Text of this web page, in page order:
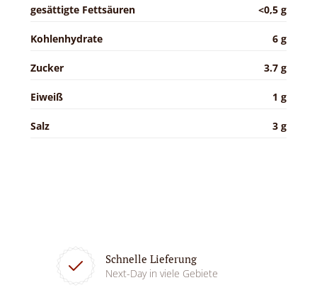
gesättigte Fettsäuren <0,5 g
Kohlenhydrate 6 g
Zucker 3.7 g
Eiweiß 1 g
Salz 3 g
Schnelle Lieferung
Next-Day in viele Gebiete